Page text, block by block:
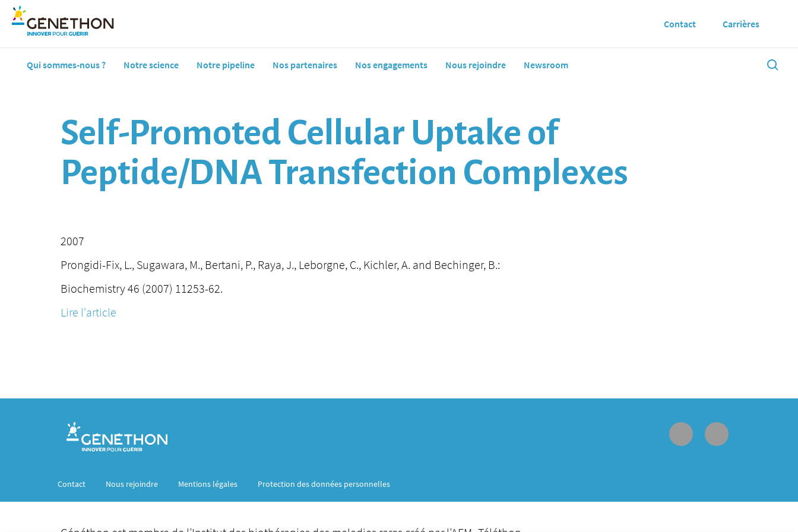
Qui sommes-nous ? Notre science Notre pipeline Nos partenaires Nos engagements Nous rejoindre Newsroom
Contact Carrières
Self-Promoted Cellular Uptake of
Peptide/DNA Transfection Complexes
2007
Prongidi-Fix, L., Sugawara, M., Bertani, P., Raya, J., Leborgne, C., Kichler, A. and Bechinger, B.:
Biochemistry 46 (2007) 11253-62.
Lire l'article
Contact Nous rejoindre Mentions légales Protection des données personnelles